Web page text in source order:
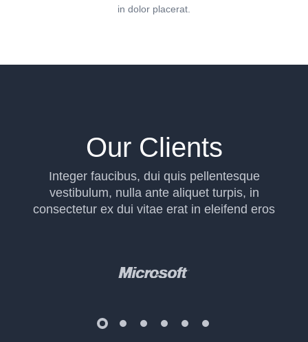
in dolor placerat.
Our Clients
Integer faucibus, dui quis pellentesque
vestibulum, nulla ante aliquet turpis, in
consectetur ex dui vitae erat in eleifend eros